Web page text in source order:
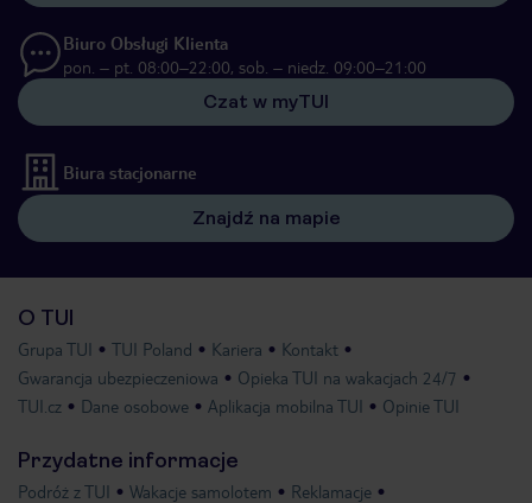
Biuro Obsługi Klienta
pon. – pt. 08:00–22:00, sob. – niedz. 09:00–21:00
Czat w myTUI
Biura stacjonarne
Znajdź na mapie
O TUI
Grupa TUI TUI Poland Kariera
Kontakt
Gwarancja ubezpieczeniowa
Opieka TUI na wakacjach 24/7
TUI.cz
Dane osobowe Aplikacja mobilna TUI Opinie TUI
Przydatne informacje
Podróż z TUI Wakacje samolotem
Reklamacje